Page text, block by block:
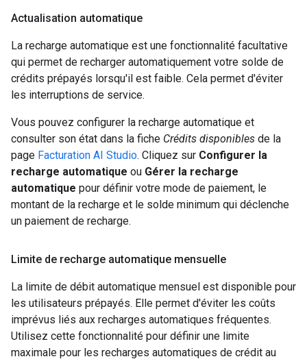
Actualisation automatique
La recharge automatique est une fonctionnalité facultative
qui permet de recharger automatiquement votre solde de
crédits prépayés lorsqu'il est faible. Cela permet d'éviter
les interruptions de service.
Vous pouvez configurer la recharge automatique et
consulter son état dans la fiche Crédits disponibles de la
page Facturation AI Studio. Cliquez sur Configurer la
recharge automatique ou Gérer la recharge
automatique pour définir votre mode de paiement, le
montant de la recharge et le solde minimum qui déclenche
un paiement de recharge.
Limite de recharge automatique mensuelle
La limite de débit automatique mensuel est disponible pour
les utilisateurs prépayés. Elle permet d'éviter les coûts
imprévus liés aux recharges automatiques fréquentes.
Utilisez cette fonctionnalité pour définir une limite
maximale pour les recharges automatiques de crédit au